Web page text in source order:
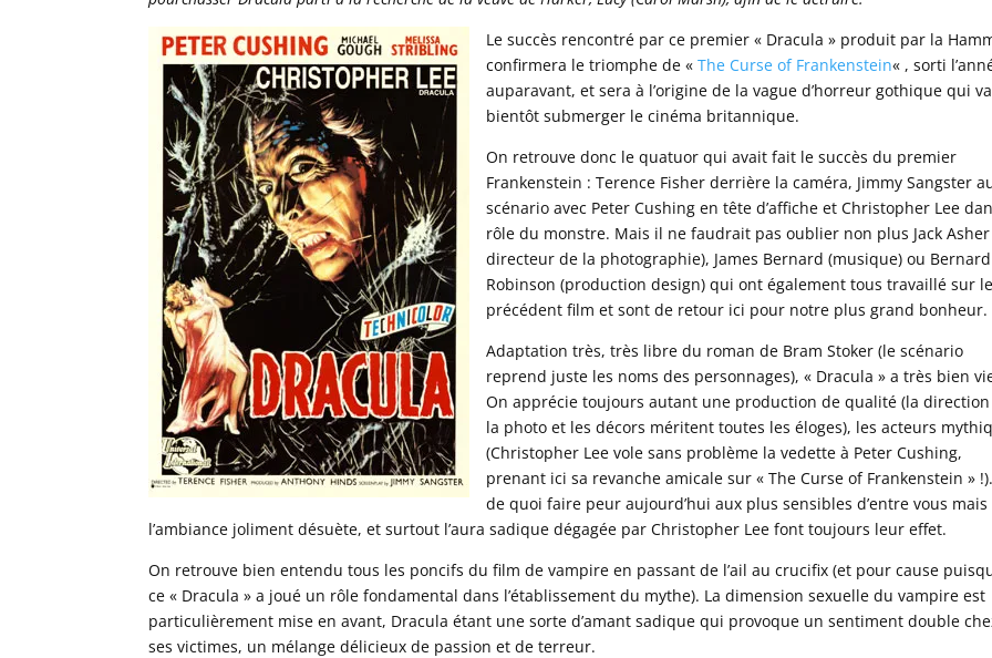
Le succès rencontré par ce premier « Dracula » produit par la
confirmera le triomphe de «The Curse of Frankenstein« , sorti
auparavant, et sera à l’origine de la vague d’horreur gothique qui va
bientôt submerger le cinéma britannique.
On retrouve donc le quatuor qui avait fait le succès du premier
Frankenstein : Terence Fisher derrière la caméra, Jimmy Sangster
scénario avec Peter Cushing en tête d’affiche et Christopher Lee
rôle du monstre. Mais il ne faudrait pas oublier non plus Jack
directeur de la photographie), James Bernard (musique) ou Bernard
Robinson (production design) qui ont également tous travaillé sur
précédent film et sont de retour ici pour notre plus grand bonheur.
Adaptation très, très libre du roman de Bram Stoker (le scénario
reprend juste les noms des personnages), « Dracula » a très bien
On apprécie toujours autant une production de qualité (la
la photo et les décors méritent toutes les éloges), les acteurs
(Christopher Lee vole sans problème la vedette à Peter Cushing,
prenant ici sa revanche amicale sur « The Curse of Frankenstein »
de quoi faire peur aujourd’hui aux plus sensibles d’entre vous mais
l’ambiance joliment désuète, et surtout l’aura sadique dégagée par Christopher Lee font toujours leur effet.
On retrouve bien entendu tous les poncifs du film de vampire en passant de l’ail au crucifix (et pour cause
ce « Dracula » a joué un rôle fondamental dans l’établissement du mythe). La dimension sexuelle du vampire est
particulièrement mise en avant, Dracula étant une sorte d’amant sadique qui provoque un sentiment double
ses victimes, un mélange délicieux de passion et de terreur.